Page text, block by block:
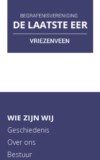
WIE ZIJN WIJ
Geschiedenis
Over ons
Bestuur